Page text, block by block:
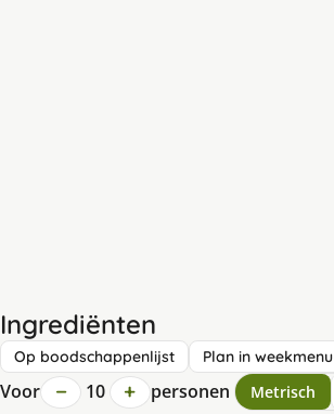
Ingrediënten
Op boodschappenlijst Plan in weekmenu
Voor − 10 + personen Metrisch